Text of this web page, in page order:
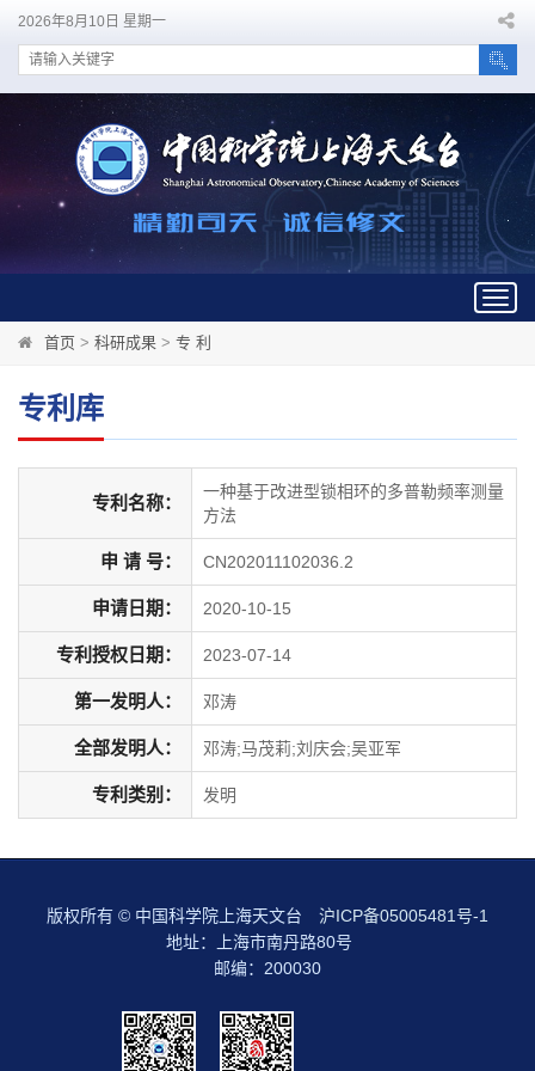
2026年8月10日 星期一
首页 > 科研成果 > 专 利
专利库
专利名称：
一种基于改进型锁相环的多普勒频率测量
方法
申 请 号： CN202011102036.2
申请日期： 2020-10-15
专利授权日期： 2023-07-14
第一发明人： 邓涛
全部发明人： 邓涛;马茂莉;刘庆会;吴亚军
专利类别： 发明
版权所有 © 中国科学院上海天文台 沪ICP备05005481号-1
地址：上海市南丹路80号
邮编：200030